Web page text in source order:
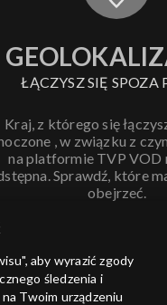
ŁĄCZYSZ SIĘ SPOZA
Kraj, z którego się
, w związku z
na platformie TVP VOD
Sprawdź, które
obejrzeć.
ANULUJ
aby wyrazić zgody
śledzenia i
Twoim urządzeniu